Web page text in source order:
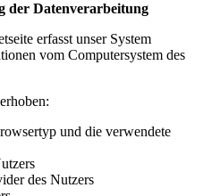
der Datenverarbeitung
erfasst unser System
vom Computersystem des
und die verwendete
des Nutzers